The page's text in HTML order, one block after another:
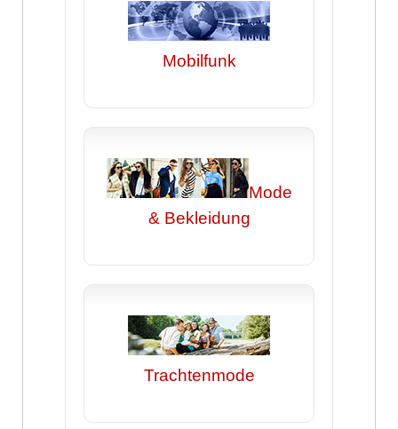
Mobilfunk
Mode
& Bekleidung
Trachtenmode